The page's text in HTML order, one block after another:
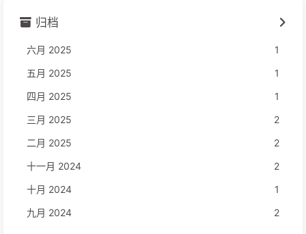
归档
六月 2025
1
五月 2025
1
四月 2025
1
三月 2025
2
二月 2025
2
十一月 2024
2
十月 2024
1
九月 2024
2